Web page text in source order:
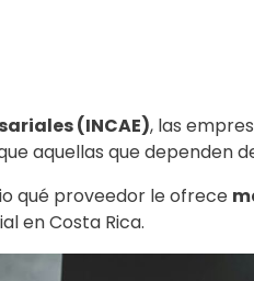
(INCAE), las
aquellas que dependen
qué proveedor le ofrece
en Costa Rica.